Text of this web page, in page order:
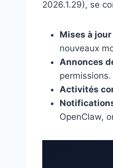
2026.1.29), se
Mises à
nouveaux
Annonces
permissions.
Activités
OpenClaw,